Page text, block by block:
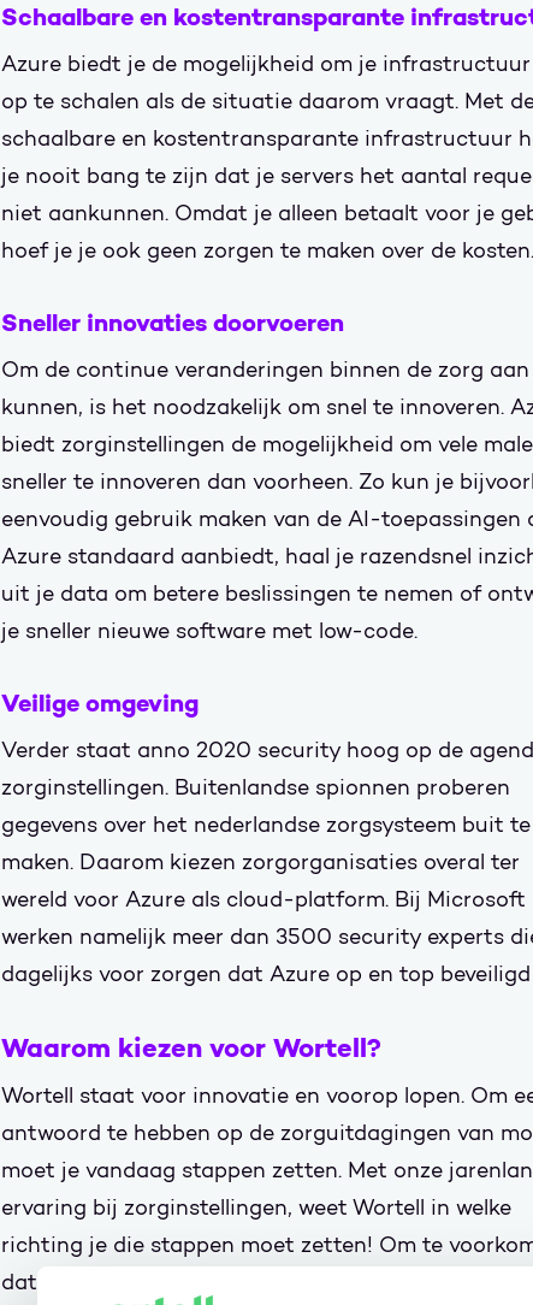
Schaalbare en kostentransparante
Azure biedt je de mogelijkheid om je infrastructuur
op te schalen als de situatie daarom vraagt. Met
schaalbare en kostentransparante infrastructuur
je nooit bang te zijn dat je servers het aantal
niet aankunnen. Omdat je alleen betaalt voor je
hoef je je ook geen zorgen te maken over de kosten.
Sneller innovaties doorvoeren
Om de continue veranderingen binnen de zorg
kunnen, is het noodzakelijk om snel te innoveren.
biedt zorginstellingen de mogelijkheid om vele
sneller te innoveren dan voorheen. Zo kun je
eenvoudig gebruik maken van de AI-toepassingen
Azure standaard aanbiedt, haal je razendsnel
uit je data om betere beslissingen te nemen of
je sneller nieuwe software met low-code.
Veilige omgeving
Verder staat anno 2020 security hoog op de
zorginstellingen. Buitenlandse spionnen proberen
gegevens over het nederlandse zorgsysteem buit te
maken. Daarom kiezen zorgorganisaties overal ter
wereld voor Azure als cloud-platform. Bij Microsoft
werken namelijk meer dan 3500 security experts
dagelijks voor zorgen dat Azure op en top beveiligd
Waarom kiezen voor Wortell?
Wortell staat voor innovatie en voorop lopen. Om
antwoord te hebben op de zorguitdagingen van
moet je vandaag stappen zetten. Met onze
ervaring bij zorginstellingen, weet Wortell in welke
richting je die stappen moet zetten! Om te
dat hier een verhaal staat in de trant 'Wij van Wc-